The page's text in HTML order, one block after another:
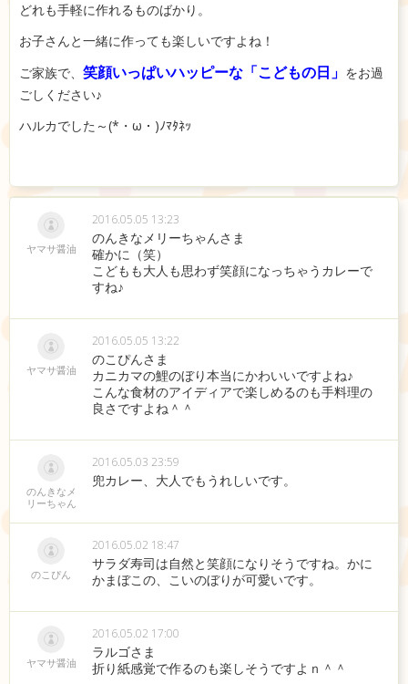
どれも手軽に作れるものばかり。
お子さんと一緒に作っても楽しいですよね！
ご家族で、 笑顔いっぱいハッピーな「こどもの日」 をお過
ごしください♪
ハルカでした～(*・ω・)ﾉﾏﾀﾈｯ
ヤマサ醤油
2016.05.05 13:23
のんきなメリーちゃんさま
確かに（笑）
こどもも大人も思わず笑顔になっちゃうカレーで
すね♪
ヤマサ醤油
2016.05.05 13:22
のこぴんさま
カニカマの鯉のぼり本当にかわいいですよね♪
こんな食材のアイディアで楽しめるのも手料理の
良さですよね＾＾
のんきなメ
リーちゃん
2016.05.03 23:59
兜カレー、大人でもうれしいです。
のこぴん
2016.05.02 18:47
サラダ寿司は自然と笑顔になりそうですね。かに
かまぼこの、こいのぼりが可愛いです。
ヤマサ醤油
2016.05.02 17:00
ラルゴさま
折り紙感覚で作るのも楽しそうですよｎ＾＾